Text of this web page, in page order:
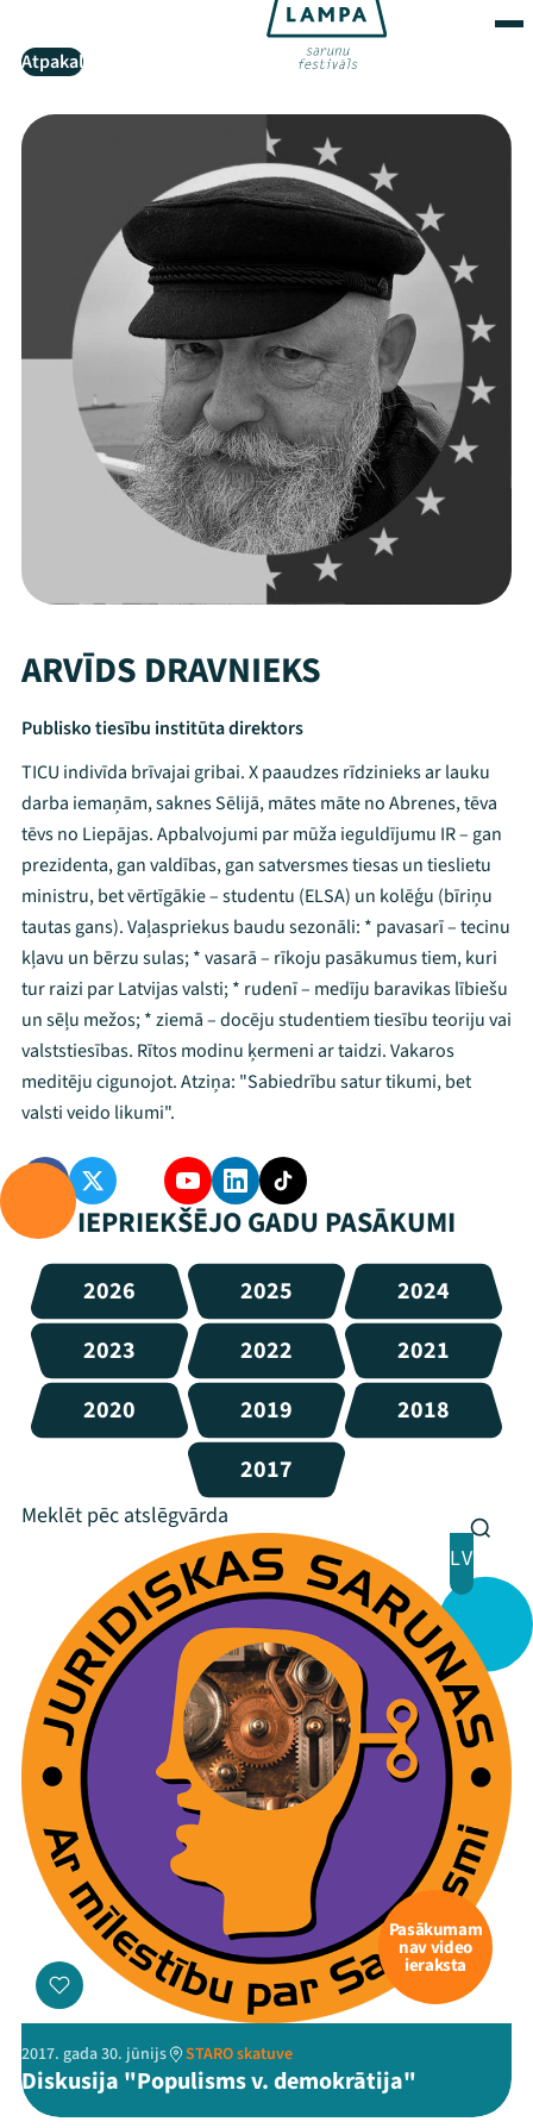
Atpakaļ
ARVĪDS DRAVNIEKS
Publisko tiesību institūta direktors
TICU indivīda brīvajai gribai. X paaudzes rīdzinieks ar lauku
darba iemaņām, saknes Sēlijā, mātes māte no Abrenes, tēva
tēvs no Liepājas. Apbalvojumi par mūža ieguldījumu IR – gan
prezidenta, gan valdības, gan satversmes tiesas un tieslietu
ministru, bet vērtīgākie – studentu (ELSA) un kolēģu (bīriņu
tautas gans). Vaļaspriekus baudu sezonāli: * pavasarī – tecinu
kļavu un bērzu sulas; * vasarā – rīkoju pasākumus tiem, kuri
tur raizi par Latvijas valsti; * rudenī – medīju baravikas lībiešu
un sēļu mežos; * ziemā – docēju studentiem tiesību teoriju vai
valststiesības. Rītos modinu ķermeni ar taidzi. Vakaros
meditēju cigunojot. Atziņa: "Sabiedrību satur tikumi, bet
valsti veido likumi".
IEPRIEKŠĒJO GADU PASĀKUMI
2026 2025
2024
2023
2022
2021
2020
2019
2018
2017
LV
Pasākumam
nav video
ieraksta
2017. gada 30. jūnijs STARO skatuve
Diskusija "Populisms v. demokrātija"